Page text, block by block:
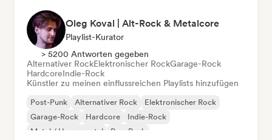
Oleg Koval | Alt-Rock & Metalcore
Playlist-Kurator
> 5200 Antworten gegeben
Alternativer RockElektronischer RockGarage-Rock
HardcoreIndie-Rock
Künstler zu meinen einflussreichen Playlists hinzufügen
Post-Punk Alternativer Rock
Elektronischer Rock
Garage-Rock
Hardcore
Indie-Rock
Metal / Heavy metal
Pop-Punk